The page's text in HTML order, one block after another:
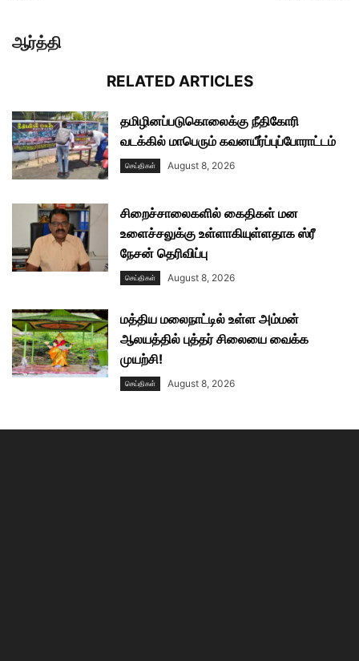
ஆர்த்தி
RELATED ARTICLES
தமிழினப்படுகொலைக்கு நீதிகோரி
வடக்கில் மாபெரும் கவனயீர்ப்புப்போராட்டம்
செய்திகள் August 8, 2026
சிறைச்சாலைகளில் கைதிகள் மன
உளைச்சலுக்கு உள்ளாகியுள்ளதாக ஸ்ரீ
நேசன் தெரிவிப்பு
செய்திகள் August 8, 2026
மத்திய மலைநாட்டில் உள்ள அம்மன்
ஆலயத்தில் புத்தர் சிலையை வைக்க
முயற்சி!
செய்திகள் August 8, 2026